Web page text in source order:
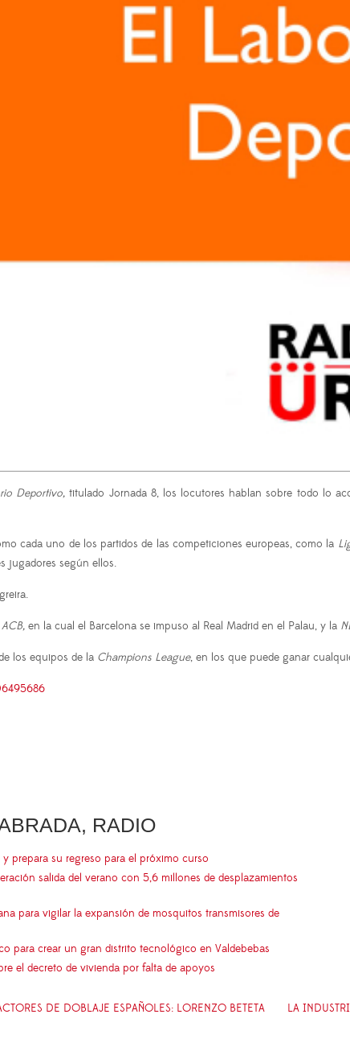
Deportivo, titulado Jornada 8, los locutores hablan sobre todo lo
cada uno de los partidos de las competiciones europeas, como la
jugadores según ellos.
en la cual el Barcelona se impuso al Real Madrid en el Palau, y la
los equipos de la Champions League, en los que puede ganar
RADIO
prepara su regreso para el próximo curso
salida del verano con 5,6 millones de desplazamientos
para vigilar la expansión de mosquitos transmisores de
para crear un gran distrito tecnológico en Valdebebas
el decreto de vivienda por falta de apoyos
DE DOBLAJE ESPAÑOLES: LORENZO BETETA LA